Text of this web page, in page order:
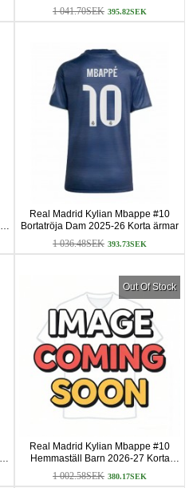
1 041.70SEK 395.82SEK
Real Madrid Kylian Mbappe #10
Bortatröja Dam 2025-26 Korta ärmar
1 036.48SEK 393.73SEK
Out Of Stock
Real Madrid Kylian Mbappe #10
Hemmaställ Barn 2026-27 Korta
ärmar (+ Korta byxor)
1 002.58SEK 380.17SEK